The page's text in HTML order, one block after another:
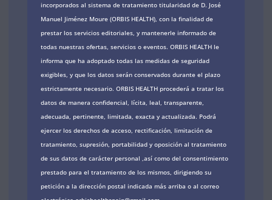
incorporados al sistema de tratamiento titularidad de D. José
Manuel Jiménez Moure (ORBIS HEALTH), con la finalidad de
prestar los servicios editoriales, y mantenerle informado de
todas nuestras ofertas, servicios o eventos. ORBIS HEALTH le
informa que ha adoptado todas las medidas de seguridad
exigibles, y que los datos serán conservados durante el plazo
estrictamente necesario. ORBIS HEALTH procederá a tratar los
datos de manera confidencial, lícita, leal, transparente,
adecuada, pertinente, limitada, exacta y actualizada. Podrá
ejercer los derechos de acceso, rectificación, limitación de
tratamiento, supresión, portabilidad y oposición al tratamiento
de sus datos de carácter personal ,así como del consentimiento
prestado para el tratamiento de los mismos, dirigiendo su
petición a la dirección postal indicada más arriba o al correo